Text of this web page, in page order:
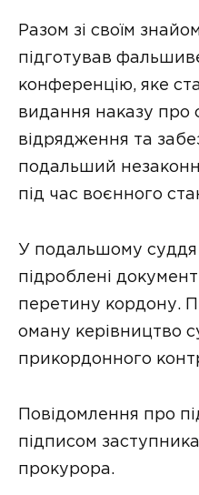
Разом зі своїм
підготував
конференцію, яке
видання наказу про
відрядження та
подальший
під час воєнного
У подальшому суддя
підроблені
перетину кордону.
оману керівництво
прикордонного
Повідомлення про
підписом
прокурора.